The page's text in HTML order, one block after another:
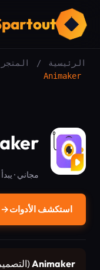
الرئيسية / المتجر
Animaker
مجاني · يبدأ من 10
استكشف الأدوات→
Animaker